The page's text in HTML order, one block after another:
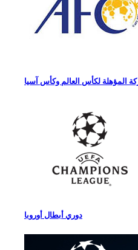
المؤهلة لكأس العالم وكأس آسيا
دوري أبطال أوروبا